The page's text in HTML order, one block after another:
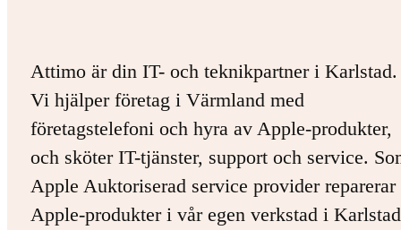
Attimo är din IT- och teknikpartner i Karlstad.
Vi hjälper företag i Värmland med
företagstelefoni och hyra av Apple-produkter,
och sköter IT-tjänster, support och service.
Apple Auktoriserad service provider
Apple-produkter i vår egen verkstad i